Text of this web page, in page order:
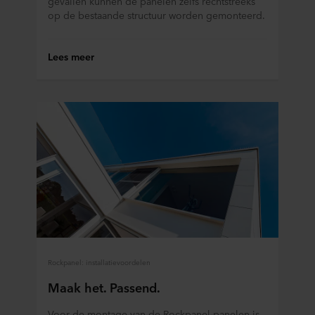
gegevensoverdracht plaatsvindt, ondanks dat het
beschermingsniveau in het derde land mogelijk niet gelijk
wie elke cookie plaatst, links naar het privacybeleid van
onze potentiële partners en hoe lang elke cookie op uw
apparatuur wordt opgeslagen. Indien u niet wilt dat onze
website cookies op uw computer kan opslaan, kunt u dat
aangeven in de cookiemelding die u te zien krijgt bij het
eerste bezoek aan onze website. U kunt verder zelf
bepalen voor welke doeleinden cookies mogen worden
gebruikt en dus informatie over u mag worden verwerkt
via cookies op onze websites.
te klikken.
op de bestaande structuur worden gemonteerd.
Lees meer
Rockpanel: installatievoordelen
Maak het. Passend.